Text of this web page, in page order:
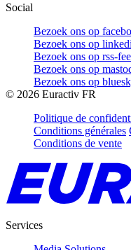
Social
Bezoek ons op
Bezoek ons op
Bezoek ons op rss-
Bezoek ons op
Bezoek ons op
© 2026 Euractiv FR
Politique de
Conditions générales
Conditions de vente
Services